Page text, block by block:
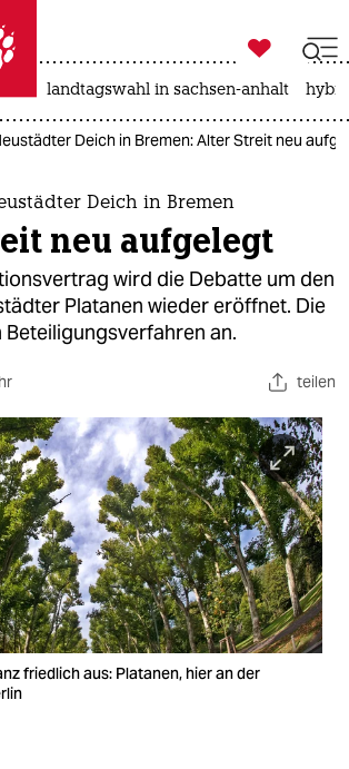
taz zahl ich
taz zahl ich

taz zahl ich
landtagswahl in sachsen-anhalt
Deich in Bremen: Alter Streit neu
Deich in Bremen
neu aufgelegt
wird die Debatte um den
Platanen wieder eröffnet. Die
an.
teilen
friedlich aus: Platanen, hier an der